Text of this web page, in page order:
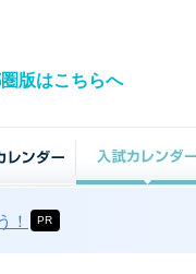
版はこちらへ
！ PR